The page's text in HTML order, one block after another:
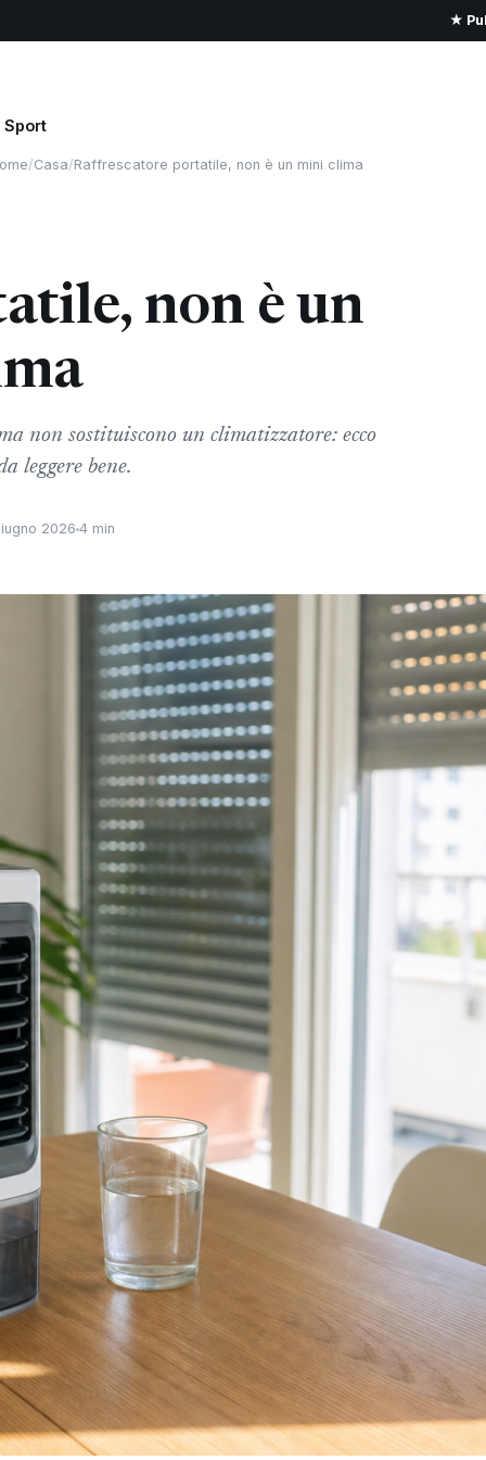
★
Sport
/Casa/Raffrescatore portatile, non è un mini clima
non è un
non sostituiscono un climatizzatore: ecco
leggere bene.
2026 4 min